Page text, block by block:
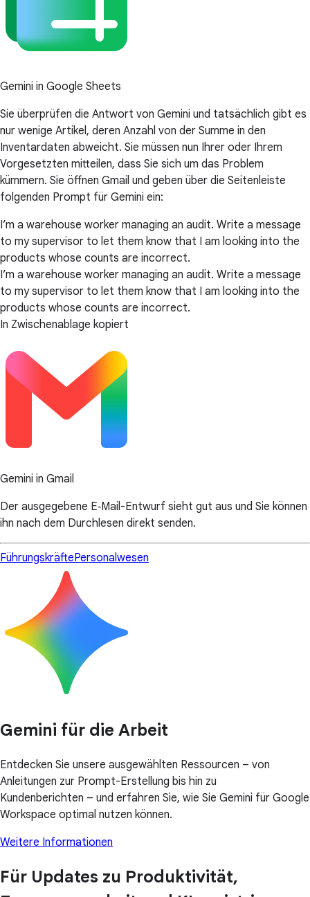
Gemini in Google Sheets
Sie überprüfen die Antwort von Gemini und tatsächlich gibt es
nur wenige Artikel, deren Anzahl von der Summe in den
Inventardaten abweicht. Sie müssen nun Ihrer oder Ihrem
Vorgesetzten mitteilen, dass Sie sich um das Problem
kümmern. Sie öffnen Gmail und geben über die Seitenleiste
folgenden Prompt für Gemini ein:
I’m a warehouse worker managing an audit. Write a message
to my supervisor to let them know that I am looking into the
products whose counts are incorrect.
I’m a warehouse worker managing an audit. Write a message
to my supervisor to let them know that I am looking into the
products whose counts are incorrect.
In Zwischenablage kopiert
Gemini in Gmail
Der ausgegebene E‑Mail-Entwurf sieht gut aus und Sie können
ihn nach dem Durchlesen direkt senden.
FührungskräftePersonalwesen
Gemini für die Arbeit
Entdecken Sie unsere ausgewählten Ressourcen – von
Anleitungen zur Prompt-Erstellung bis hin zu
Kundenberichten – und erfahren Sie, wie Sie Gemini für Google
Workspace optimal nutzen können.
Weitere Informationen
Für Updates zu Produktivität,